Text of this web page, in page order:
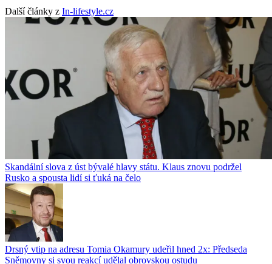
Další články z In-lifestyle.cz
Skandální slova z úst bývalé hlavy státu. Klaus znovu podržel
Rusko a spousta lidí si ťuká na čelo
Drsný vtip na adresu Tomia Okamury udeřil hned 2x: Předseda
Sněmovny si svou reakcí udělal obrovskou ostudu